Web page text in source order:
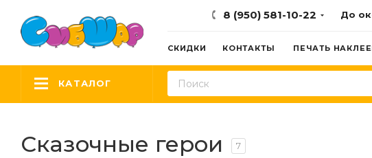
8 (950) 581-10-22 До
СКИДКИ КОНТАКТЫ ПЕЧАТЬ
КАТАЛОГ
Сказочные герои 7